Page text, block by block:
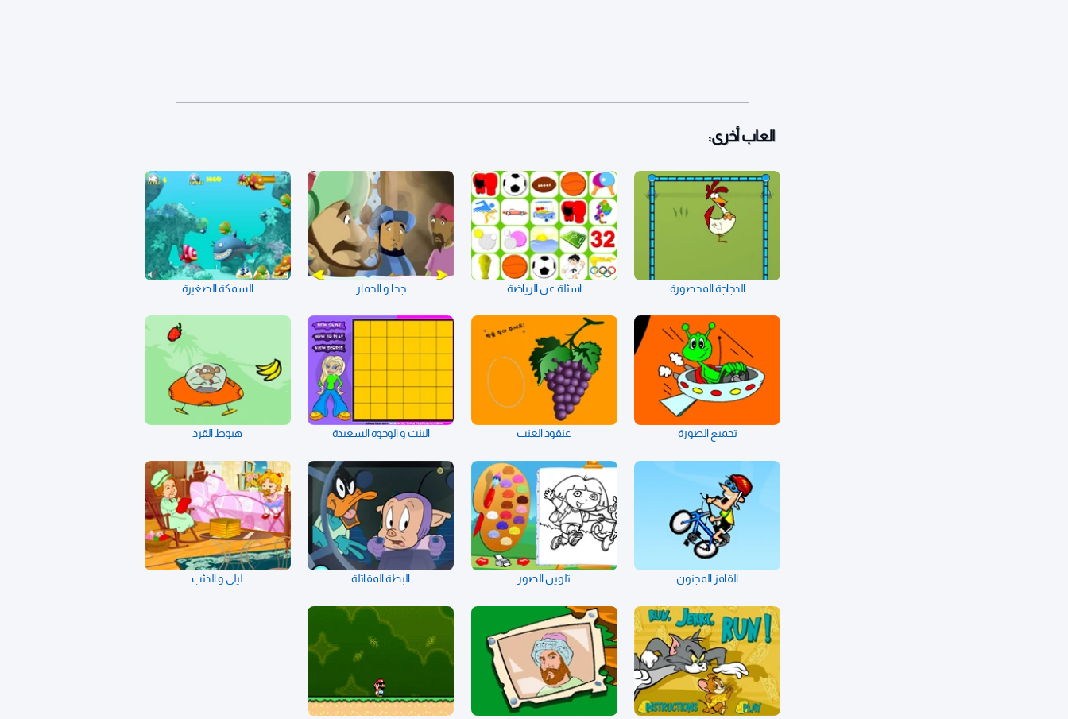
العاب أخرى:
الدجاجة المحصورة اسئلة عن الرياضة جحا و الحمار السمكة الصغيرة
تجميع الصورة عنقود العنب البنت و الوجوه السعيدة هبوط القرد
القافز المجنون تلوين الصور البطة المقاتلة ليلى و الذئب